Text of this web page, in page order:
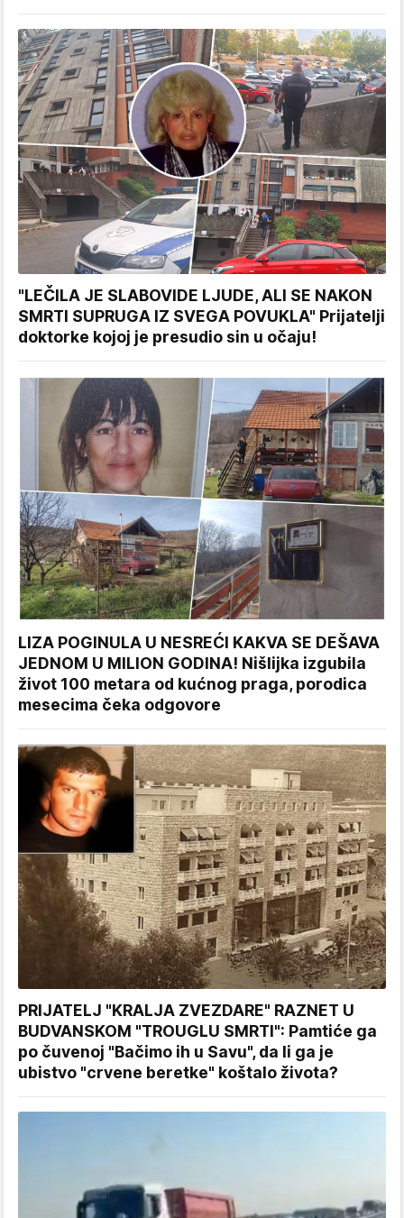
"LEČILA JE SLABOVIDE LJUDE, ALI SE NAKON
SMRTI SUPRUGA IZ SVEGA POVUKLA" Prijatelji
doktorke kojoj je presudio sin u očaju!
LIZA POGINULA U NESREĆI KAKVA SE DEŠAVA
JEDNOM U MILION GODINA! Nišlijka izgubila
život 100 metara od kućnog praga, porodica
mesecima čeka odgovore
PRIJATELJ "KRALJA ZVEZDARE" RAZNET U
BUDVANSKOM "TROUGLU SMRTI": Pamtiće ga
po čuvenoj "Bačimo ih u Savu", da li ga je
ubistvo "crvene beretke" koštalo života?